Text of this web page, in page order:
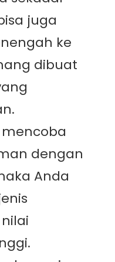
juga
ke
dibuat
dengan
Anda